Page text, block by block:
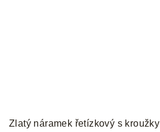
Zlatý náramek řetízkový s kroužky